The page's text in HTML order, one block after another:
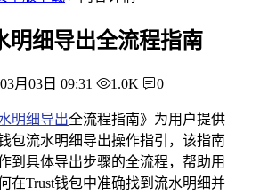
明细导出全流程指南
月03日 09:31 1.0K 0
明细导出全流程指南》为用户提供
包流水明细导出操作指引，该指南
到具体导出步骤的全流程，帮助用
在Trust钱包中准确找到流水明细并